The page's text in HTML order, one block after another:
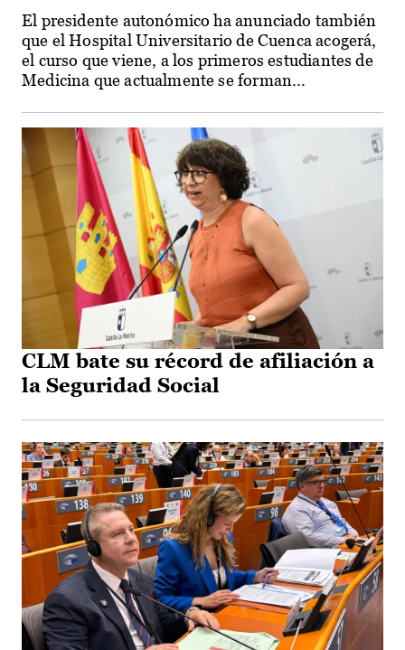
El presidente autonómico ha anunciado también
que el Hospital Universitario de Cuenca acogerá,
el curso que viene, a los primeros estudiantes de
Medicina que actualmente se forman...
CLM bate su récord de afiliación a
la Seguridad Social